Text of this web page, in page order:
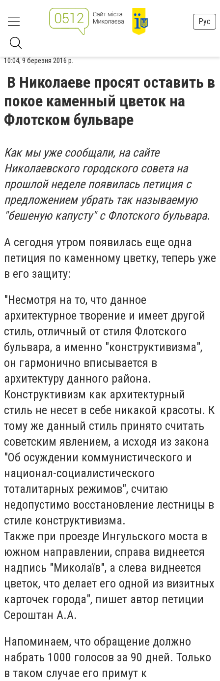
Рус
10:04, 9 березня 2016 р.
В Николаеве просят оставить в
покое каменный цветок на
Флотском бульваре
Как мы уже сообщали, на сайте
Николаевского городского совета на
прошлой неделе появилась петиция с
предложением убрать так называемую
"бешеную капусту" с Флотского бульвара.
А сегодня утром появилась еще одна
петиция по каменному цветку, теперь уже
в его защиту:
"Несмотря на то, что данное
архитектурное творение и имеет другой
стиль, отличный от стиля Флотского
бульвара, а именно "конструктивизма",
он гармонично вписывается в
архитектуру данного района.
Конструктивизм как архитектурный
стиль не несет в себе никакой красоты. К
тому же данный стиль принято считать
советским явлением, а исходя из закона
"Об осуждении коммунистического и
национал-социалистического
тоталитарных режимов", считаю
недопустимо восстановление лестницы в
стиле конструктивизма.
Также при проезде Ингульского моста в
южном направлении, справа виднеется
надпись "Миколаїв", а слева виднеется
цветок, что делает его одной из визитных
карточек города", пишет автор петиции
Сероштан А.А.
Напоминаем, что обращение должно
набрать 1000 голосов за 90 дней. Только
в таком случае его примут к